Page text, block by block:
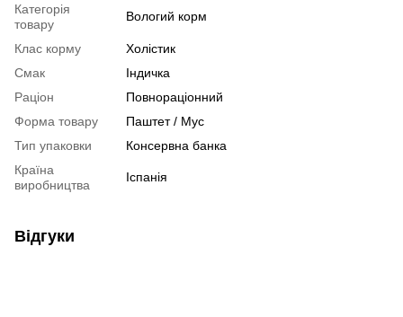
Категорія
товару
Вологий корм
Клас корму
Холістик
Смак
Індичка
Раціон
Повнораціонний
Форма товару
Паштет / Мус
Тип упаковки
Консервна банка
Країна
виробництва
Іспанія
Відгуки